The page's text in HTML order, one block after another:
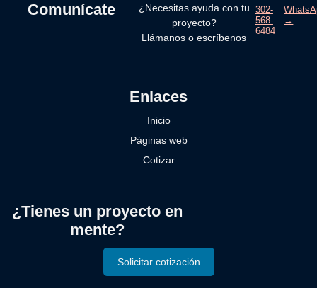
Comunícate
¿Necesitas ayuda con tu
proyecto?
Llámanos o escríbenos
302-
568-
6484
→
Enlaces
Inicio
Páginas web
Cotizar
¿Tienes un proyecto en
mente?
Solicitar cotización